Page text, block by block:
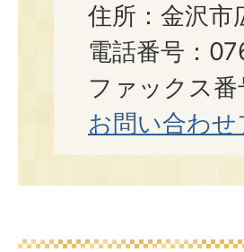
住所：金沢市
電話番号：
ファックス
お問い合わせ